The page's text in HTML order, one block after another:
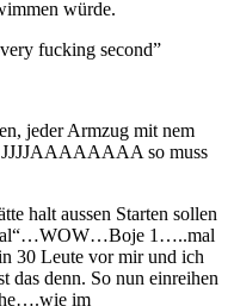
würde.
fucking second”
jeder Armzug mit nem
JJJJAAAAAAAA so muss
halt aussen Starten sollen
1…..mal
30 Leute vor mir und ich
denn. So nun einreihen
im